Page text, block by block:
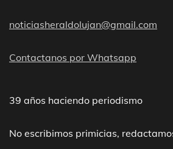
noticiasheraldolujan@gmail.com
Contactanos por Whatsapp
39 años haciendo periodismo
No escribimos primicias,